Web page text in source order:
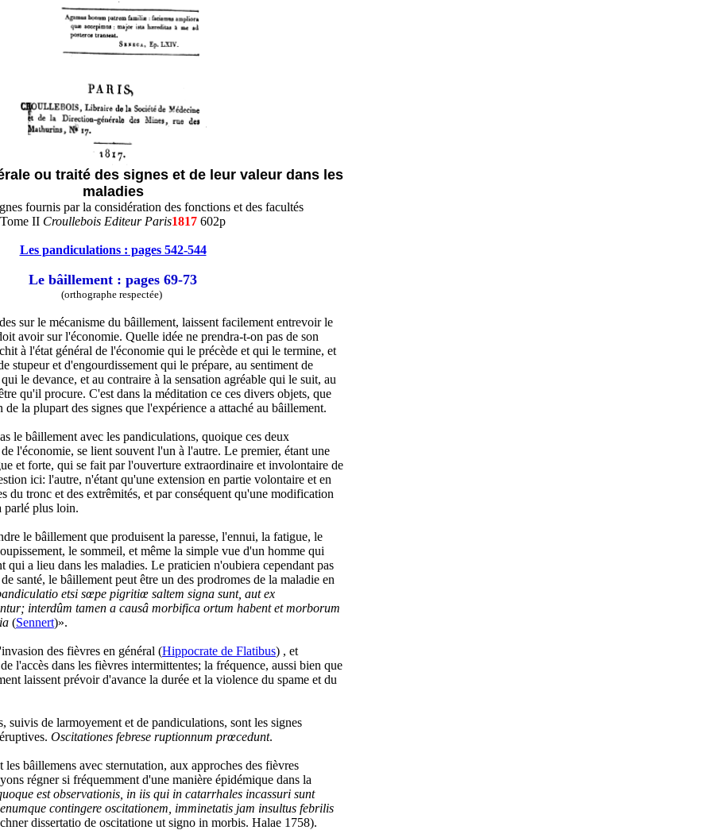
ou traité des signes et de leur valeur dans les
maladies
fournis par la considération des fonctions et des facultés
Tome II Croullebois Editeur Paris1817 602p
Les pandiculations : pages 542-544
Le bâillement : pages 69-73
(orthographe respectée)
sur le mécanisme du bâillement, laissent facilement entrevoir le
avoir sur l'économie. Quelle idée ne prendra-t-on pas de son
à l'état général de l'économie qui le précède et qui le termine, et
stupeur et d'engourdissement qui le prépare, au sentiment de
le devance, et au contraire à la sensation agréable qui le suit, au
qu'il procure. C'est dans la méditation ce ces divers objets, que
la plupart des signes que l'expérience a attaché au bâillement.
le bâillement avec les pandiculations, quoique ces deux
l'économie, se lient souvent l'un à l'autre. Le premier, étant une
et forte, qui se fait par l'ouverture extraordinaire et involontaire de
ici: l'autre, n'étant qu'une extension en partie volontaire et en
du tronc et des extrêmités, et par conséquent qu'une modification
parlé plus loin.
le bâillement que produisent la paresse, l'ennui, la fatigue, le
le sommeil, et même la simple vue d'un homme qui
qui a lieu dans les maladies. Le praticien n'oubiera cependant pas
santé, le bâillement peut être un des prodromes de la maladie en
etsi sœpe pigritiœ saltem signa sunt, aut ex
interdûm tamen a causâ morbifica ortum habent et morborum
(Sennert)».
des fièvres en général (Hippocrate de Flatibus) , et
l'accès dans les fièvres intermittentes; la fréquence, aussi bien que
laissent prévoir d'avance la durée et la violence du spame et du
suivis de larmoyement et de pandiculations, sont les signes
Oscitationes febrese ruptionnum prœcedunt.
les bâillemens avec sternutation, aux approches des fièvres
régner si fréquemment d'une manière épidémique dans la
est observationis, in iis qui in catarrhales incassuri sunt
contingere oscitationem, imminetatis jam insultus febrilis
dissertatio de oscitatione ut signo in morbis. Halae 1758).